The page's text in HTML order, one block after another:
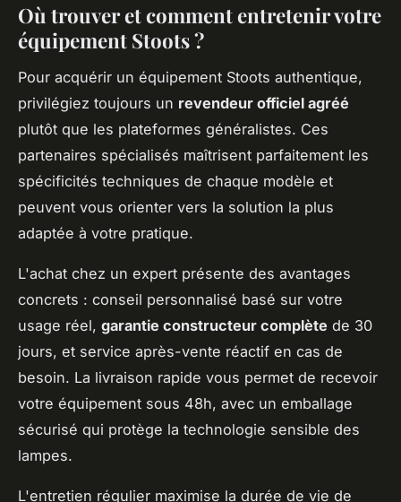
Où trouver et comment entretenir votre
équipement Stoots ?
Pour acquérir un équipement Stoots authentique,
privilégiez toujours un revendeur officiel agréé
plutôt que les plateformes généralistes. Ces
partenaires spécialisés maîtrisent parfaitement les
spécificités techniques de chaque modèle et
peuvent vous orienter vers la solution la plus
adaptée à votre pratique.
L'achat chez un expert présente des avantages
concrets : conseil personnalisé basé sur votre
usage réel, garantie constructeur complète de 30
jours, et service après-vente réactif en cas de
besoin. La livraison rapide vous permet de recevoir
votre équipement sous 48h, avec un emballage
sécurisé qui protège la technologie sensible des
lampes.
L'entretien régulier maximise la durée de vie de